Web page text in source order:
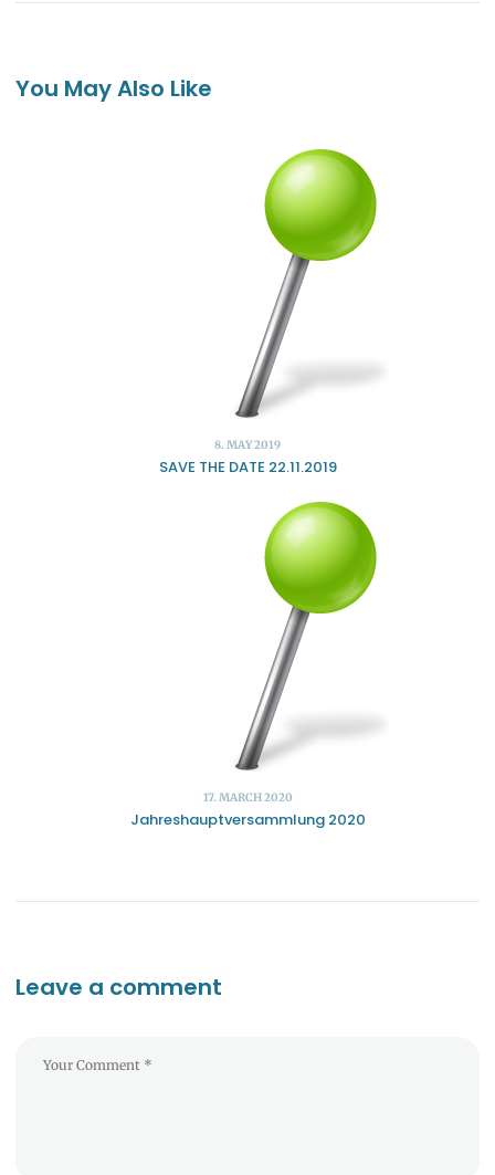
You May Also Like
8. MAY 2019
SAVE THE DATE 22.11.2019
17. MARCH 2020
Jahreshauptversammlung 2020
Leave a comment